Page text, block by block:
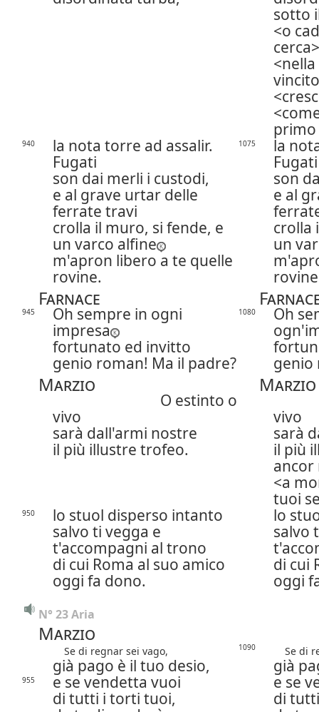
sotto
o
cerca
primo
940
la nota torre ad assalir.
Fugati
1075
la
Fugati
son dai merli i custodi,
son
e al grave urtar delle
ferrate travi
e al
crolla il muro, si fende, e
un varco alfine
crolla
un
m'apron libero a te quelle
rovine.
Farnace
945
Oh sempre in ogni
impresa
1080
Oh
fortunato ed invitto
genio roman! Ma il padre?
genio
Marzio Marzio
O estinto o
vivo
vivo
sarà dall'armi nostre
sarà
il più illustre trofeo.
il più
ancor
a
tuoi
950 lo stuol disperso intanto
lo
salvo ti vegga e
t'accompagni al trono
salvo
di cui Roma al suo amico
oggi fa dono.
di cui
oggi
N° 23 Aria
Marzio
Se di regnar sei vago, 1090 Se di
già pago è il tuo desio, già
955 e se vendetta vuoi
e se
di tutti i torti tuoi,
di